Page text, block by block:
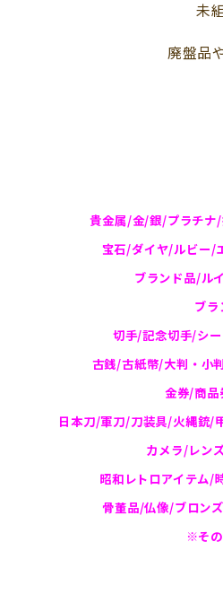
未
廃盤品
貴金属/金/銀/プラチナ
宝石/ダイヤ/ルビー/
ブランド品/ル
ブ
切手/記念切手/シ
古銭/古紙幣/大判・小
金券/商
日本刀/軍刀/刀装具/火縄銃
カメラ/レン
昭和レトロアイテム
骨董品/仏像/ブロン
※その